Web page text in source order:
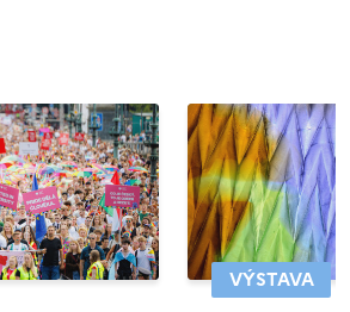
VÝSTAVA